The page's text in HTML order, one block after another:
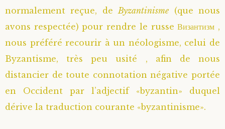
Archimandrite Nathanaël (Pospelov)
Père Héliodore
normalement reçue, de Byzantinisme (que nous
avons respectée) pour rendre le russe Византизм ,
nous préféré recourir à un néologisme, celui de
Byzantisme, très peu usité , afin de nous
distancier de toute connotation négative portée
en Occident par l’adjectif «byzantin» duquel
dérive la traduction courante «byzantinisme».